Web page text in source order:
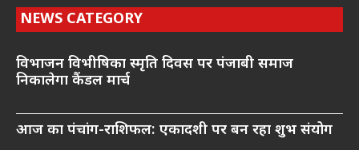
NEWS CATEGORY
विभाजन विभीषिका स्मृति दिवस पर पंजाबी समाज
निकालेगा कैंडल मार्च
आज का पंचांग-राशिफल: एकादशी पर बन रहा शुभ संयोग